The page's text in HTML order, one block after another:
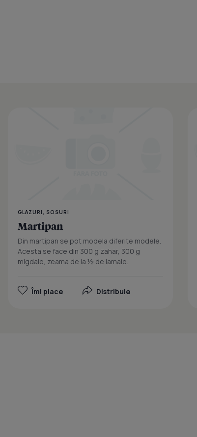
GLAZURI, SOSURI
Martipan
Din martipan se pot modela diferite modele.
Acesta se face din 300 g zahar, 300 g
migdale, zeama de la ½ de lamaie.
Îmi place Distribuie